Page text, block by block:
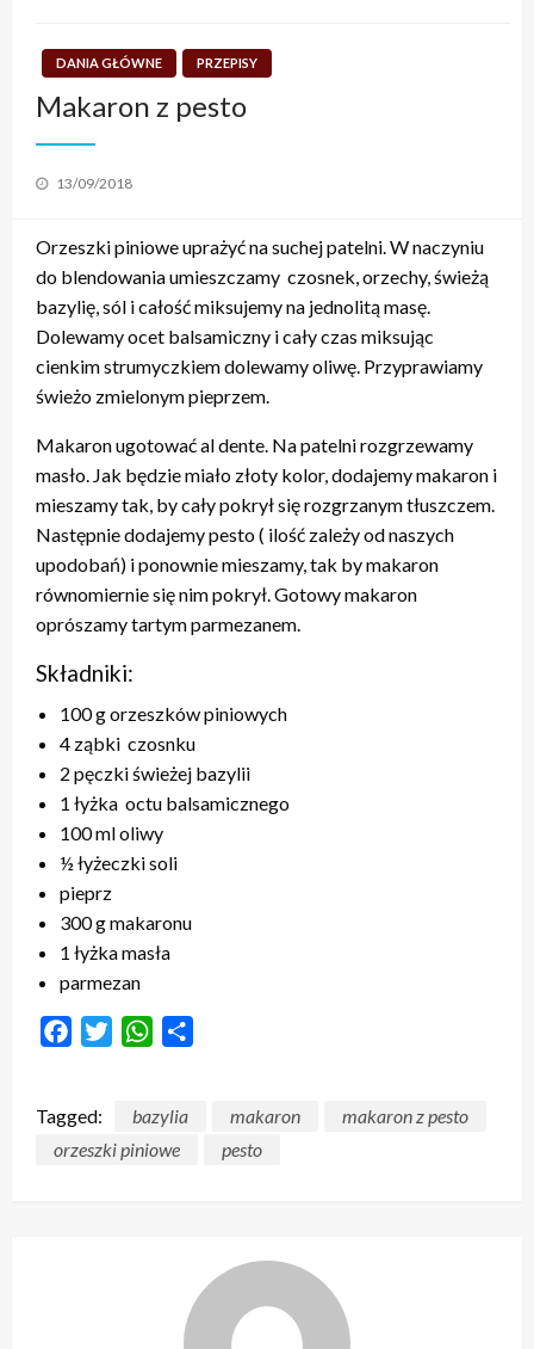
DANIA GŁÓWNE PRZEPISY
Makaron z pesto
Posted
13/09/2018
Orzeszki piniowe uprażyć na suchej patelni. W naczyniu
do blendowania umieszczamy czosnek, orzechy, świeżą
bazylię, sól i całość miksujemy na jednolitą masę.
Dolewamy ocet balsamiczny i cały czas miksując
cienkim strumyczkiem dolewamy oliwę. Przyprawiamy
świeżo zmielonym pieprzem.
Makaron ugotować al dente. Na patelni rozgrzewamy
masło. Jak będzie miało złoty kolor, dodajemy makaron i
mieszamy tak, by cały pokrył się rozgrzanym tłuszczem.
Następnie dodajemy pesto ( ilość zależy od naszych
upodobań) i ponownie mieszamy, tak by makaron
równomiernie się nim pokrył. Gotowy makaron
oprószamy tartym parmezanem.
Składniki:
100g orzeszków piniowych
4 ząbki czosnku
2 pęczki świeżej bazylii
1 łyżka octu balsamicznego
100ml oliwy
½ łyżeczki soli
pieprz
300g makaronu
1 łyżka masła
parmezan
FacebookTwitterWhatsApp
Tagged: bazylia makaron
makaron z pesto
orzeszki piniowe
pesto